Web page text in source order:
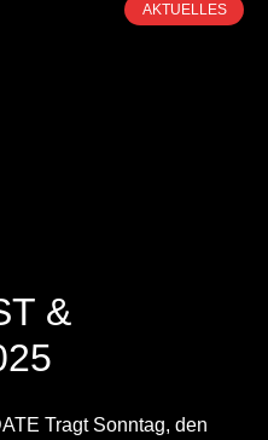
AKTUELLES
&
Tragt Sonntag, den